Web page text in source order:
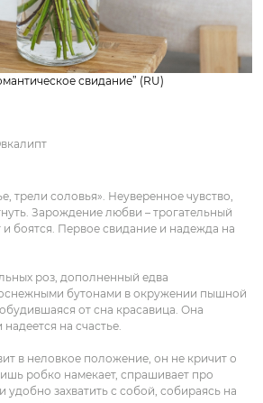
свидание” (RU)
трели соловья». Неуверенное чувство,
Зарождение любви – трогательный
боятся. Первое свидание и надежда на
роз, дополненный едва
бутонами в окружении пышной
от сна красавица. Она
на счастье.
в неловкое положение, он не кричит о
робко намекает, спрашивает про
удобно захватить с собой, собираясь на